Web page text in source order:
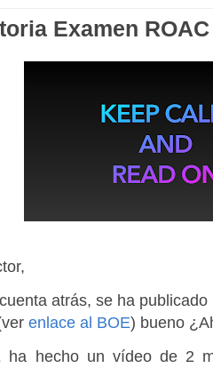
Examen
atrás, se ha
enlace al BOE) bueno
ha hecho un vídeo de 2